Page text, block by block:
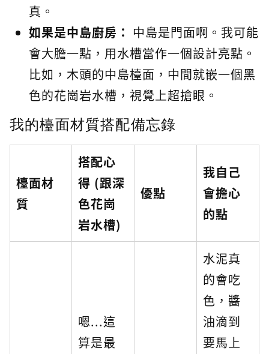
真。
如果是中島廚房： 中島是門面啊。我可能
會大膽一點，用水槽當作一個設計亮點。
比如，木頭的中島檯面，中間就嵌一個黑
色的花崗岩水槽，視覺上超搶眼。
我的檯面材質搭配備忘錄
檯面材
質
搭配心
得 (跟深
色花崗
岩水槽)
優點
我自己
會擔心
的點
嗯...這
算是最
水泥真
的會吃
色，醬
油滴到
要馬上